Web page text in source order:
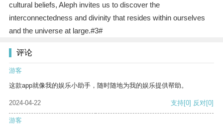
cultural beliefs, Aleph invites us to discover the
interconnectedness and divinity that resides within ourselves
and the universe at large.#3#
评论
游客
这款app就像我的娱乐小助手，随时随地为我的娱乐提供帮助。
2024-04-22 支持[0] 反对[0]
游客